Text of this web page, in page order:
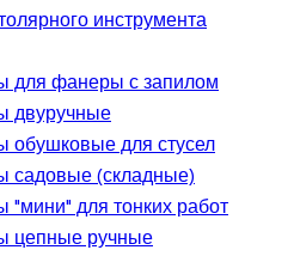
инструмента
для фанеры с запилом
двуручные
обушковые для стусел
садовые (складные)
"мини" для тонких работ
цепные ручные